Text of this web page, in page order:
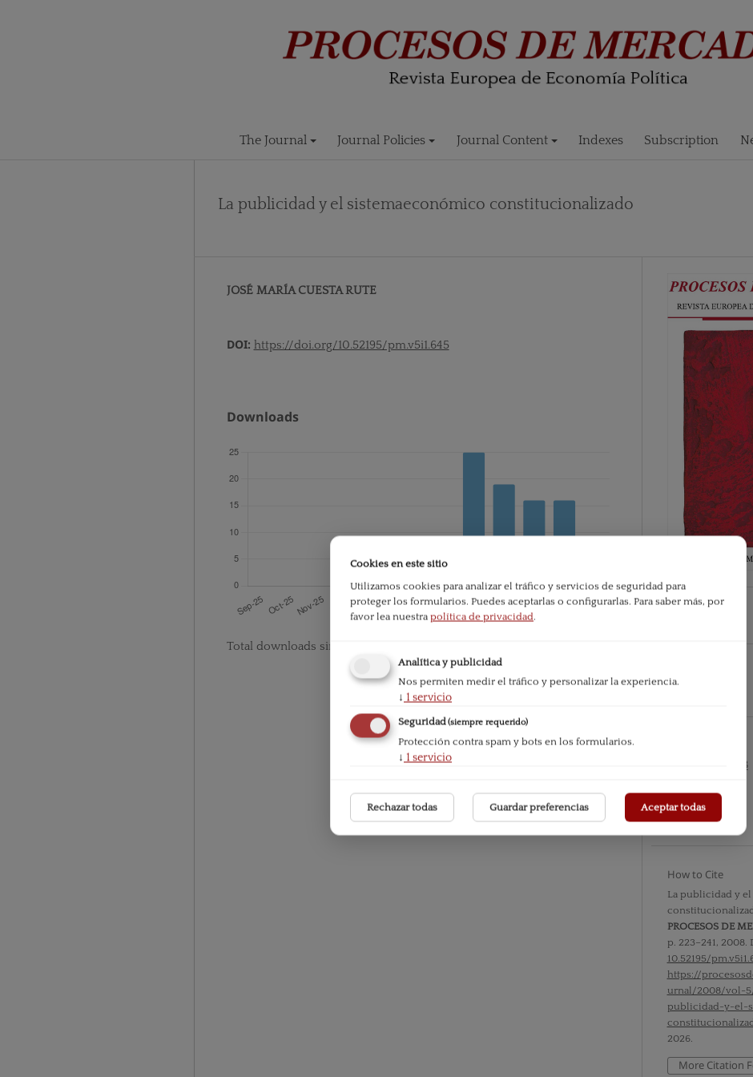
The Journal Journal Policies Journal Content Indexes Subscription
La publicidad y el sistemaeconómico constitucionalizado
JOSÉ MARÍA CUESTA RUTE
DOI: https://doi.org/10.52195/pm.v5i1.645
Downloads
Total downloads since publication:
Vol. V nº1 2008
Section
Documents
How to Cite
La publicidad y
PROCESOS DE
p. 223–241, 2008.
10.52195/
https://
urnal/2008/vol-
publicidad-y-el-
2026.
More Citation
Cookies en este sitio
Utilizamos cookies para analizar el tráfico y servicios de seguridad para
proteger los formularios. Puedes aceptarlas o configurarlas. Para saber más, por
favor lea nuestra política de privacidad.
Analítica y publicidad
Nos permiten medir el tráfico y personalizar la experiencia.
↓ 1 servicio
Seguridad(siempre requerido)
Protección contra spam y bots en los formularios.
↓ 1 servicio
Rechazar todas Guardar preferencias Aceptar todas